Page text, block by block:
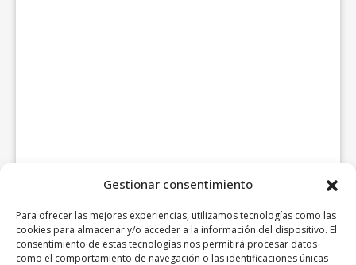
Gestionar consentimiento
Para ofrecer las mejores experiencias, utilizamos tecnologías como las
cookies para almacenar y/o acceder a la información del dispositivo. El
consentimiento de estas tecnologías nos permitirá procesar datos
como el comportamiento de navegación o las identificaciones únicas